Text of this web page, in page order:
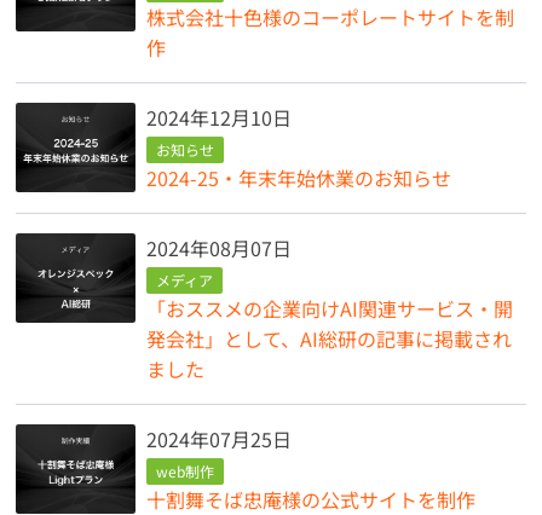
株式会社十色様のコーポレートサイトを制
作
2024年12月10日
お知らせ
2024-25・年末年始休業のお知らせ
2024年08月07日
メディア
「おススメの企業向けAI関連サービス・開
発会社」として、AI総研の記事に掲載され
ました
2024年07月25日
web制作
十割舞そば忠庵様の公式サイトを制作